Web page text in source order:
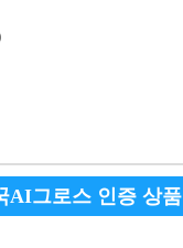
AI그로스 인증 상품